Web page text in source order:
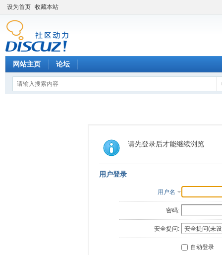
设为首页 收藏本站
网站主页 论坛
请先登录后才能继续浏览
用户登录
用户名
密码:
安全提问:
自动登录